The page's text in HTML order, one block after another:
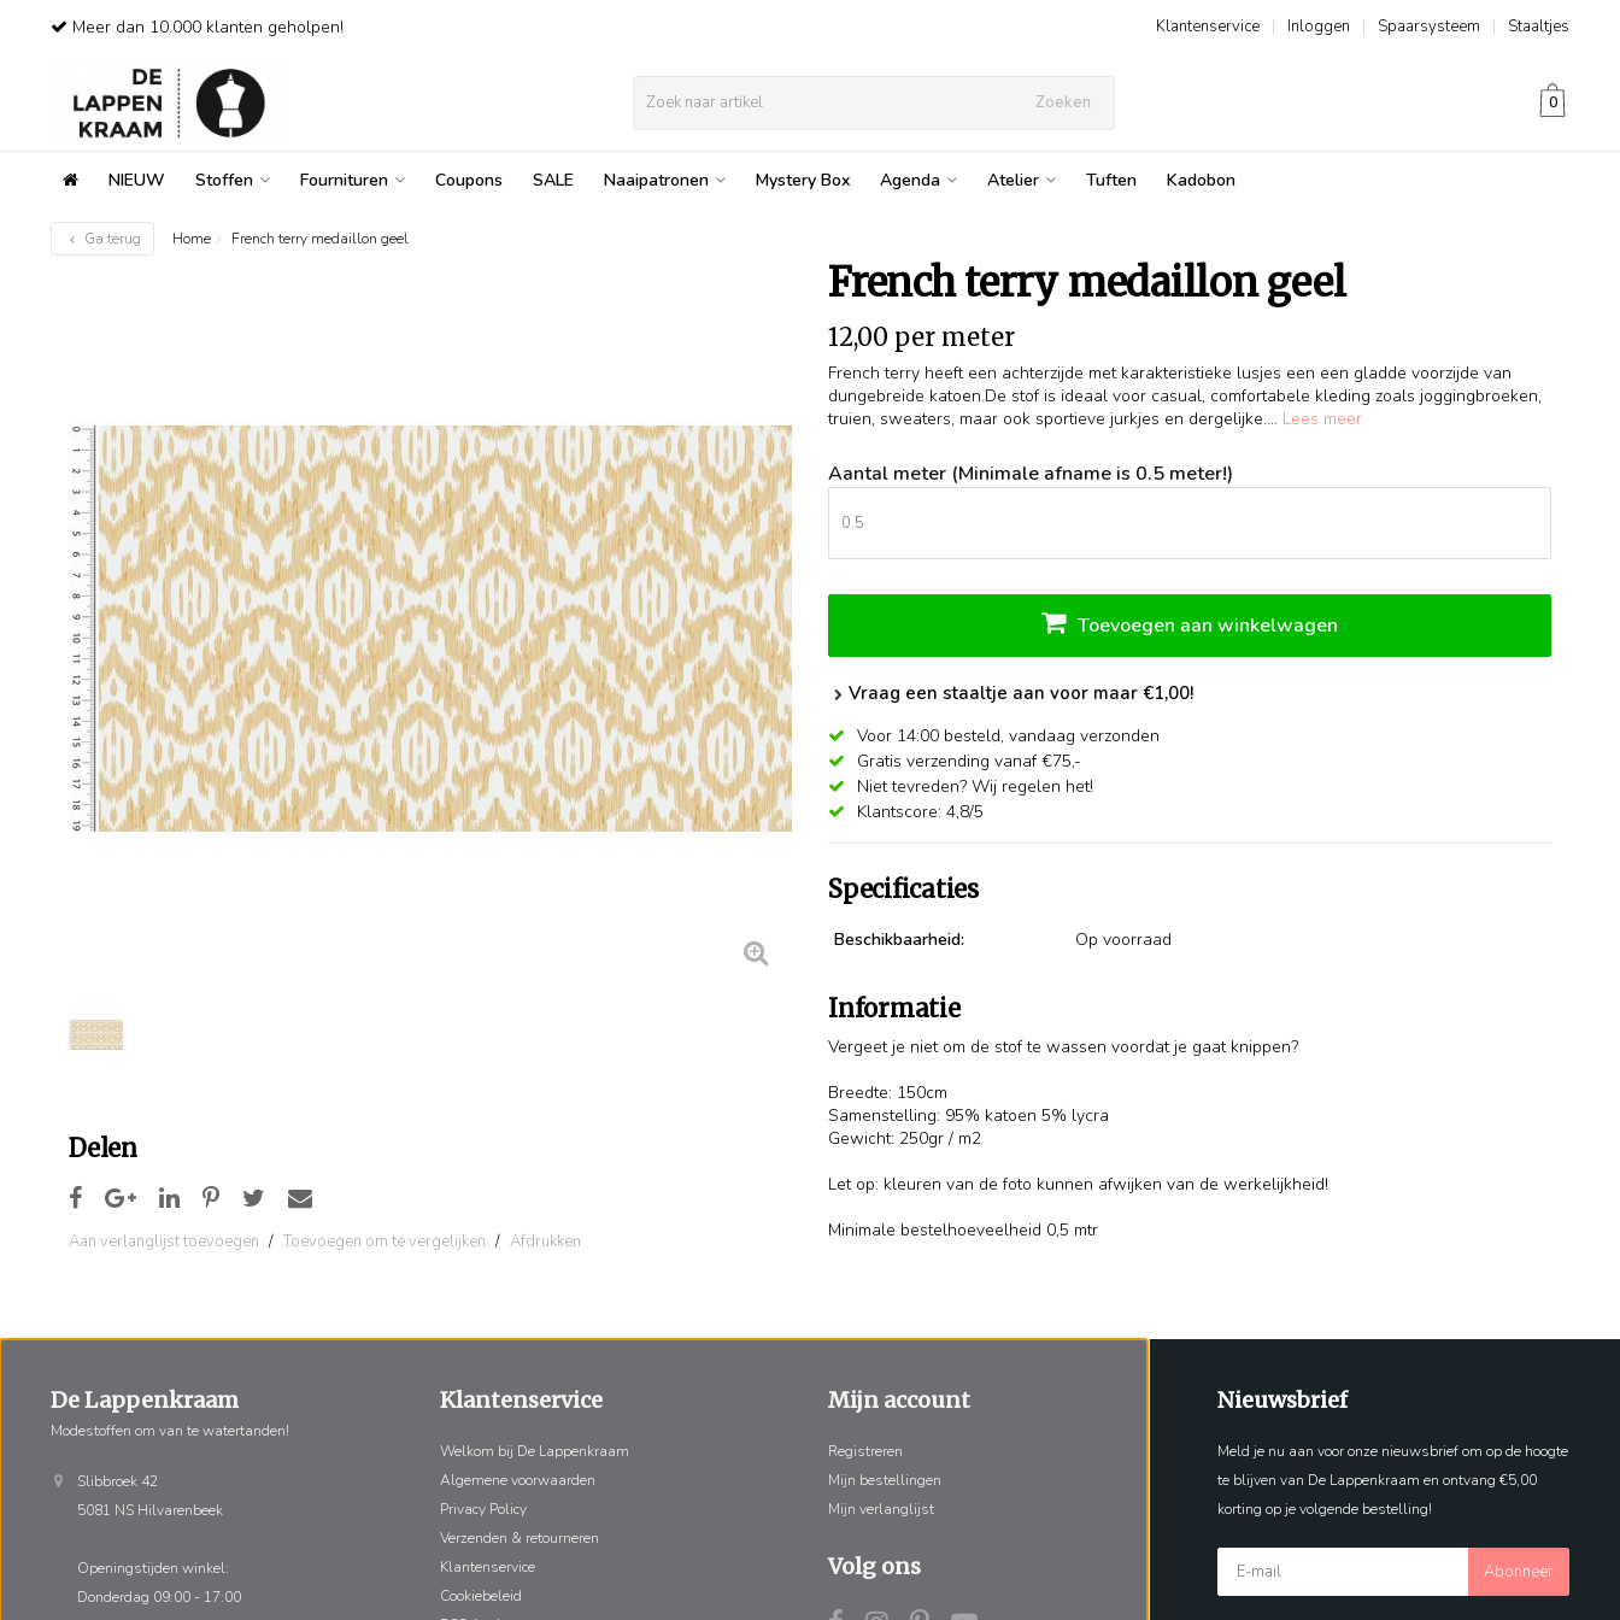
Meer dan 10.000 klanten geholpen! Staaltjes
|
Spaarsysteem
|
Inloggen
|
Klantenservice
Zoeken 0
NIEUW Stoffen Fournituren Coupons SALE Naaipatronen Mystery Box Agenda Atelier Tuften Kadobon
Ga terug Home French terry medaillon geel
Delen
Aan verlanglijst toevoegen / Toevoegen om te vergelijken / Afdrukken
French terry medaillon geel
12,00 per meter
French terry heeft een achterzijde met karakteristieke lusjes een een gladde voorzijde van
dungebreide katoen.De stof is ideaal voor casual, comfortabele kleding zoals joggingbroeken,
truien, sweaters, maar ook sportieve jurkjes en dergelijke.... Lees meer
Aantal meter (Minimale afname is 0.5 meter!)
Toevoegen aan winkelwagen
Vraag een staaltje aan voor maar €1,00!
Voor 14:00 besteld, vandaag verzonden
Gratis verzending vanaf €75,-
Niet tevreden? Wij regelen het!
Klantscore: 4,8/5
Specificaties
Beschikbaarheid: Op voorraad
Informatie
Vergeet je niet om de stof te wassen voordat je gaat knippen?
Breedte: 150cm
Samenstelling: 95% katoen 5% lycra
Gewicht: 250gr / m2
Let op: kleuren van de foto kunnen afwijken van de werkelijkheid!
Minimale bestelhoeveelheid 0,5 mtr
De Lappenkraam
Modestoffen om van te watertanden!
Slibbroek 42
5081 NS Hilvarenbeek
Openingstijden winkel:
Donderdag 09:00 - 17:00
Klantenservice
Welkom bij De Lappenkraam
Algemene voorwaarden
Privacy Policy
Verzenden & retourneren
Klantenservice
Cookiebeleid
Mijn account
Registreren
Mijn bestellingen
Mijn verlanglijst
Volg ons
Nieuwsbrief
Meld je nu aan voor onze nieuwsbrief om op de hoogte
te blijven van De Lappenkraam en ontvang €5,00
korting op je volgende bestelling!
Abonneer